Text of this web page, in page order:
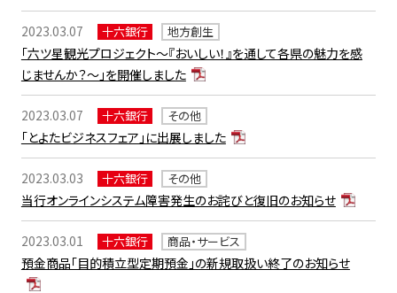
2023.03.07 十六銀行 地方創生
「六ツ星観光プロジェクト～『おいしい！』を通して各県の魅力を感
じませんか？～」を開催しました
2023.03.07 十六銀行 その他
「とよたビジネスフェア」に出展しました
2023.03.03 十六銀行 その他
当行オンラインシステム障害発生のお詫びと復旧のお知らせ
2023.03.01 十六銀行 商品・サービス
預金商品「目的積立型定期預金」の新規取扱い終了のお知らせ